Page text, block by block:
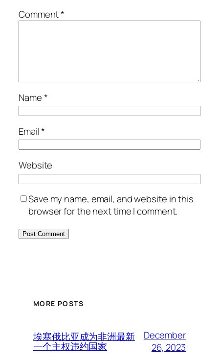
Comment*
Name*
Email*
Website
Save my name, email, and website in this
browser for the next time I comment.
MORE POSTS
埃塞俄比亚成为非洲最新
一个主权违约国家
December
26, 2023